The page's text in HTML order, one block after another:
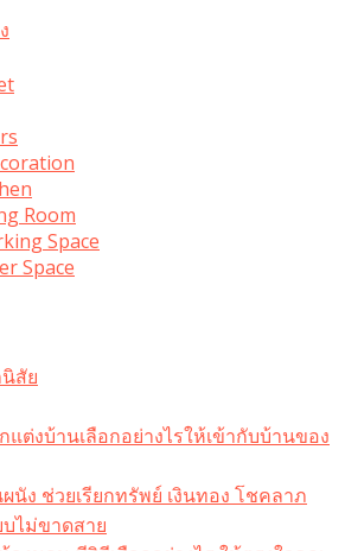
Room
Space
Space
สัย
แต่งบ้านเลือกอย่างไรให้เข้ากับบ้านของ
นัง ช่วยเรียกทรัพย์ เงินทอง โชคลาภ
ไม่ขาดสาย